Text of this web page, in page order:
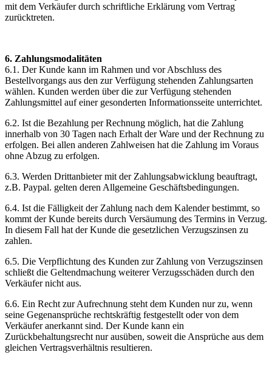
mit dem Verkäufer durch schriftliche Erklärung vom Vertrag
zurücktreten.
6. Zahlungsmodalitäten
6.1. Der Kunde kann im Rahmen und vor Abschluss des
Bestellvorgangs aus den zur Verfügung stehenden Zahlungsarten
wählen. Kunden werden über die zur Verfügung stehenden
Zahlungsmittel auf einer gesonderten Informationsseite unterrichtet.
6.2. Ist die Bezahlung per Rechnung möglich, hat die Zahlung
innerhalb von 30 Tagen nach Erhalt der Ware und der Rechnung zu
erfolgen. Bei allen anderen Zahlweisen hat die Zahlung im Voraus
ohne Abzug zu erfolgen.
6.3. Werden Drittanbieter mit der Zahlungsabwicklung beauftragt,
z.B. Paypal. gelten deren Allgemeine Geschäftsbedingungen.
6.4. Ist die Fälligkeit der Zahlung nach dem Kalender bestimmt, so
kommt der Kunde bereits durch Versäumung des Termins in Verzug.
In diesem Fall hat der Kunde die gesetzlichen Verzugszinsen zu
zahlen.
6.5. Die Verpflichtung des Kunden zur Zahlung von Verzugszinsen
schließt die Geltendmachung weiterer Verzugsschäden durch den
Verkäufer nicht aus.
6.6. Ein Recht zur Aufrechnung steht dem Kunden nur zu, wenn
seine Gegenansprüche rechtskräftig festgestellt oder von dem
Verkäufer anerkannt sind. Der Kunde kann ein
Zurückbehaltungsrecht nur ausüben, soweit die Ansprüche aus dem
gleichen Vertragsverhältnis resultieren.